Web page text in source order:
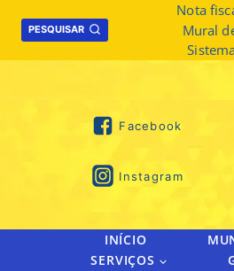
PESQUISAR
Nota
Mural
Facebook
Instagram
INÍCIO
SERVIÇOS